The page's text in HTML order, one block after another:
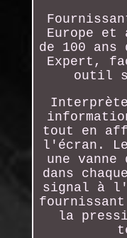
Europe et
de 100
Expert,
outil
tout en
l'écran. Le
une
dans
signal à
la